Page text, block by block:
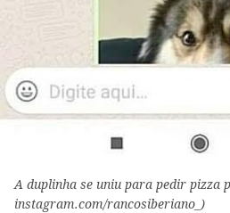
A duplinha se uniu para pedir pizza
instagram.com/rancosiberiano_)